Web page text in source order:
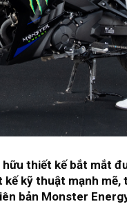
thiết kế bắt mắt
kỹ thuật mạnh
bản Monster